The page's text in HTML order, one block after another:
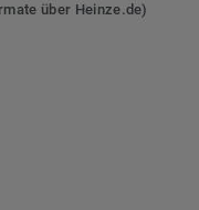
über Heinze.de)